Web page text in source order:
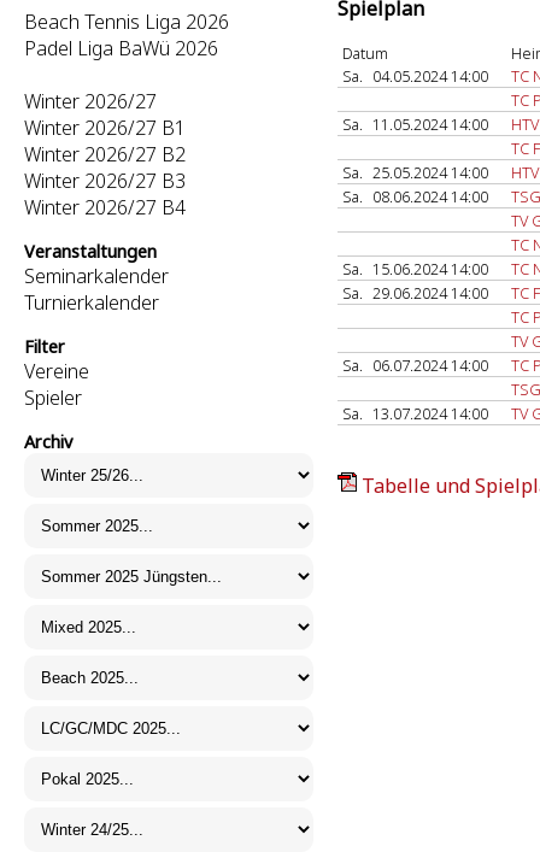
Beach Tennis Liga 2026
Padel Liga BaWü 2026
Winter 2026/27
Winter 2026/27 B1
Winter 2026/27 B2
Winter 2026/27 B3
Winter 2026/27 B4
Veranstaltungen
Seminarkalender
Turnierkalender
Filter
Vereine
Spieler
Archiv
Spielplan
Datum
Sa. 04.05.2024 14:00
TC
TC
Sa. 11.05.2024 14:00
TC
Sa. 25.05.2024 14:00
Sa. 08.06.2024 14:00
TV
TC
Sa. 15.06.2024 14:00
TC
Sa. 29.06.2024 14:00
TC
TC
TV
Sa. 06.07.2024 14:00
TC
Sa. 13.07.2024 14:00 TV
Tabelle und